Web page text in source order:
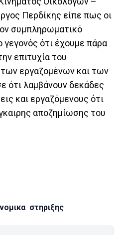
Περδίκης είπε πως οι
συμπληρωματικό
γεγονός ότι έχουμε πάρα
επιτυχία του
εργαζομένων και των
ότι λαμβάνουν δεκάδες
και εργαζόμενους ότι
αποζημίωσης του
στηριξης